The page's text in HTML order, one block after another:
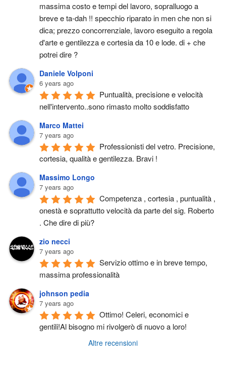
massima costo e tempi del lavoro, sopralluogo a
breve e ta-dah !! specchio riparato in men che non si
dica; prezzo concorrenziale, lavoro eseguito a regola
d'arte e gentilezza e cortesia da 10 e lode. di + che
potrei dire ?
Daniele Volponi
6 years ago
Puntualità, precisione e velocità
nell'intervento..sono rimasto molto soddisfatto
Marco Mattei
7 years ago
Professionisti del vetro. Precisione,
cortesia, qualità e gentilezza. Bravi !
Massimo Longo
7 years ago
Competenza , cortesia , puntualità ,
onestà e soprattutto velocità da parte del sig. Roberto
. Che dire di più?
zio necci
7 years ago
Servizio ottimo e in breve tempo,
massima professionalità
johnson pedia
7 years ago
Ottimo! Celeri, economici e
gentili!Al bisogno mi rivolgerò di nuovo a loro!
Altre recensioni